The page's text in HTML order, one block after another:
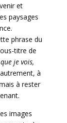
et
paysages
phrase du
titre de
je vois,
à
à rester
images